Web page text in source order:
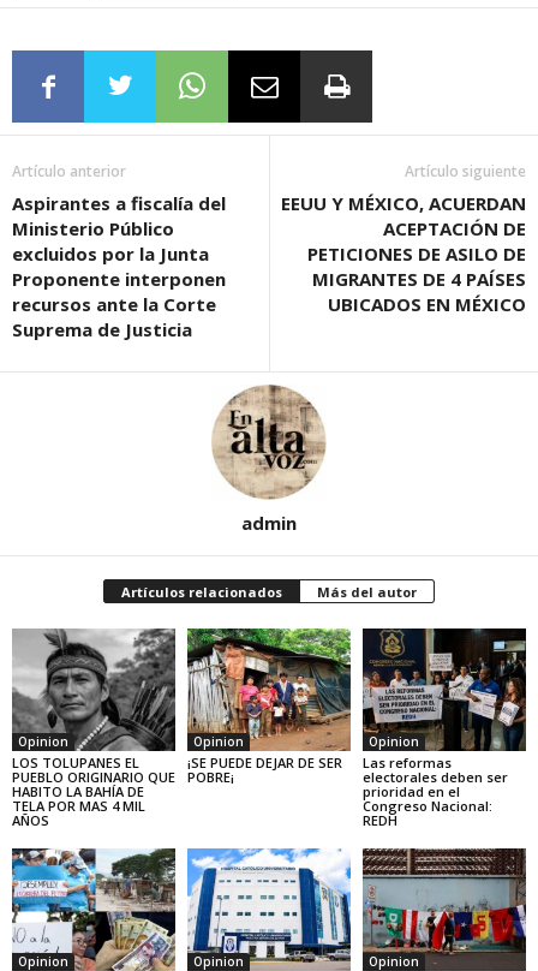
Artículo anterior
Aspirantes a fiscalía del
Ministerio Público
excluidos por la Junta
Proponente interponen
recursos ante la Corte
Suprema de Justicia
Artículo siguiente
EEUU Y MÉXICO, ACUERDAN
ACEPTACIÓN DE
PETICIONES DE ASILO DE
MIGRANTES DE 4 PAÍSES
UBICADOS EN MÉXICO
admin
Artículos relacionados Más del autor
Opinion
LOS TOLUPANES EL
PUEBLO ORIGINARIO QUE
HABITO LA BAHÍA DE
TELA POR MAS 4 MIL
AÑOS
Opinion
¡SE PUEDE DEJAR DE SER
POBRE¡
Opinion
Las reformas
electorales deben ser
prioridad en el
Congreso Nacional:
REDH
Opinion Opinion Opinion